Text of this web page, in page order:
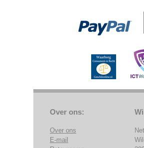
Over ons:
Over ons
E-mail